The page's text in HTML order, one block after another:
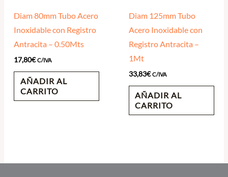
Diam 80mm Tubo Acero
Inoxidable con Registro
Antracita – 0.50Mts
17,80€ C/IVA
AÑADIR AL
CARRITO
Diam 125mm Tubo
Acero Inoxidable con
Registro Antracita –
1Mt
33,83€ C/IVA
AÑADIR AL
CARRITO